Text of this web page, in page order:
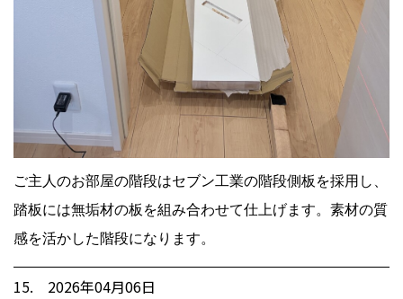
ご主人のお部屋の階段はセブン工業の階段側板を採用し、
踏板には無垢材の板を組み合わせて仕上げます。素材の質
感を活かした階段になります。
15. 2026年04月06日